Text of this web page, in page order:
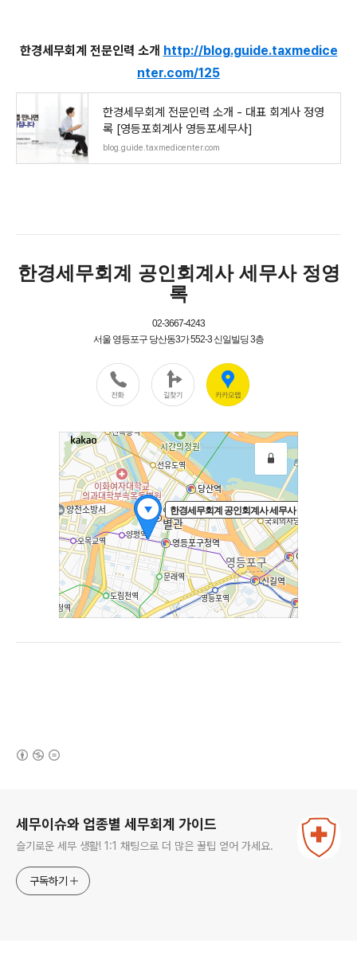
한경세무회계 전문인력 소개 http://blog.guide.taxmedice
nter.com/125
한경세무회계 전문인력 소개 - 대표 회계사 정영
록 [영등포회계사 영등포세무사]
blog.guide.taxmedicenter.com
세무이슈와 업종별 세무회계 가이드
슬기로운 세무 생활! 1:1 채팅으로 더 많은 꿀팁 얻어 가세요.
구독하기